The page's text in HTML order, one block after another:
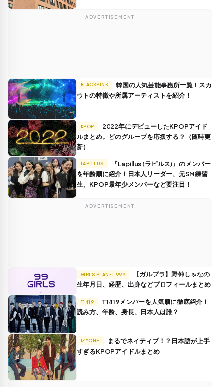
ADVERTISEMENT
BLACKPINK
韓国の人気芸能事務所一覧！スカ
ウトの特徴や所属アーティストを紹介！
KPOP
ルまとめ。どのグループを応援する？（随時更
新）
LAPILLUS
を年齢順に紹介！日本人リーダー、元SM練習
生、KPOP最年少メンバーなど要注目！
ADVERTISEMENT
GIRLS PLANET 999
生年月日、経歴、出身などプロフィールまとめ
T1419
読み方、年齢、身長、日本人は誰？
IZ*ONE
すぎるKPOPアイドルまとめ